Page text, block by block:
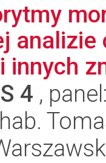
innych
4 ,